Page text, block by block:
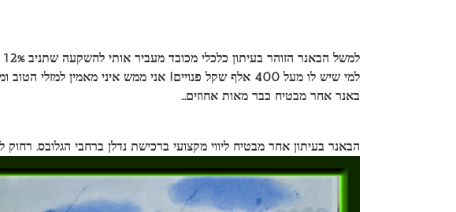
למי שיש לו מעל 400 אלף שקל פנויים! אני ממש איני מאמין למזלי הטוב ומסתער על השקעה זו.
באנר אחר מבטיח כבר מאות אחוזים…